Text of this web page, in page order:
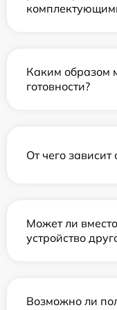
Каким образом
готовности?
От чего
Может ли
устройство
Возможно ли